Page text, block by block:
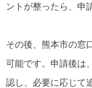
ントが整ったら、申
その後、熊本市の窓
可能です。申請後は
認し、必要に応じて